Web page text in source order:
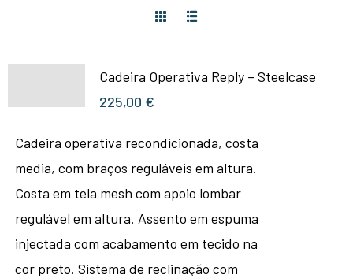
Cadeira Operativa Reply – Steelcase
225,00 €
Cadeira operativa recondicionada, costa
media, com braços reguláveis em altura.
Costa em tela mesh com apoio lombar
regulável em altura. Assento em espuma
injectada com acabamento em tecido na
cor preto. Sistema de reclinação com